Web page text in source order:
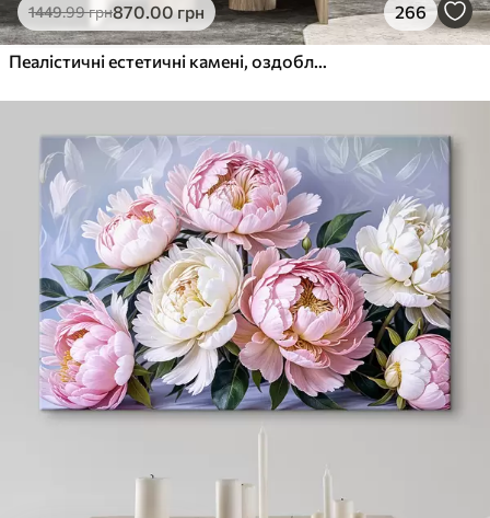
1449.99грн870.00 грн 266
Пеалістичні естетичні камені, оздоблення будинку, природне освітлення